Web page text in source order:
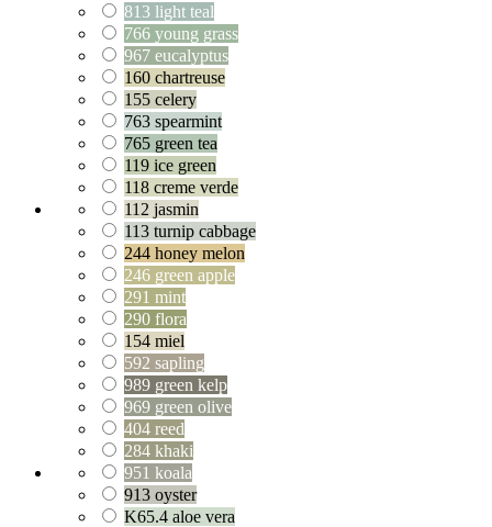
813 light teal
766 young grass
967 eucalyptus
160 chartreuse
155 celery
763 spearmint
765 green tea
119 ice green
118 creme verde
112 jasmin
113 turnip cabbage
244 honey melon
246 green apple
291 mint
290 flora
154 miel
592 sapling
989 green kelp
969 green olive
404 reed
284 khaki
951 koala
913 oyster
K65.4 aloe vera